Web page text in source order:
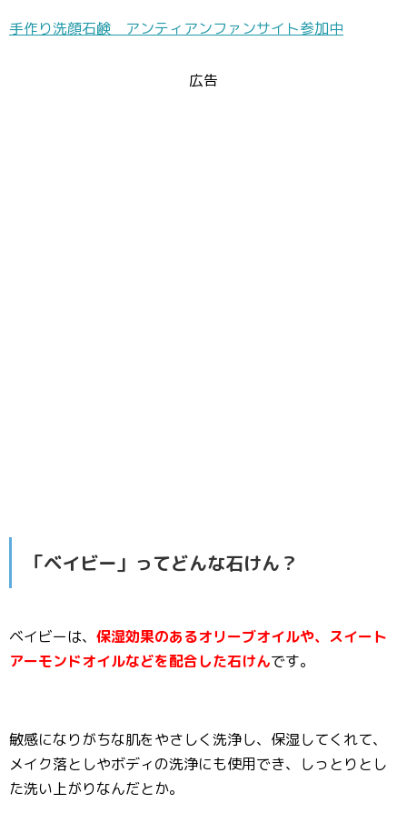
手作り洗顔石鹸 アンティアンファンサイト参加中
広告
「ベイビー」ってどんな石けん？
ベイビーは、 保湿効果のあるオリーブオイルや、スイート
アーモンドオイルなどを配合した石けんです。
敏感になりがちな肌をやさしく洗浄し、保湿してくれて、
メイク落としやボディの洗浄にも使用でき、しっとりとし
た洗い上がりなんだとか。